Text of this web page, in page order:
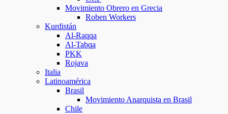
Movimiento Obrero en Grecia
Roben Workers
Kurdistán
Al-Raqqa
Al-Tabqa
PKK
Rojava
Italia
Latinoamérica
Brasil
Movimiento Anarquista en Brasil
Chile